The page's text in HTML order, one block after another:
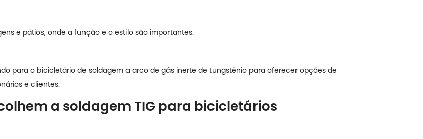
e pátios, onde a função e o estilo são importantes.
para o bicicletário de soldagem a arco de gás inerte de tungstênio para oferecer opções de
e clientes.
a soldagem TIG para bicicletários